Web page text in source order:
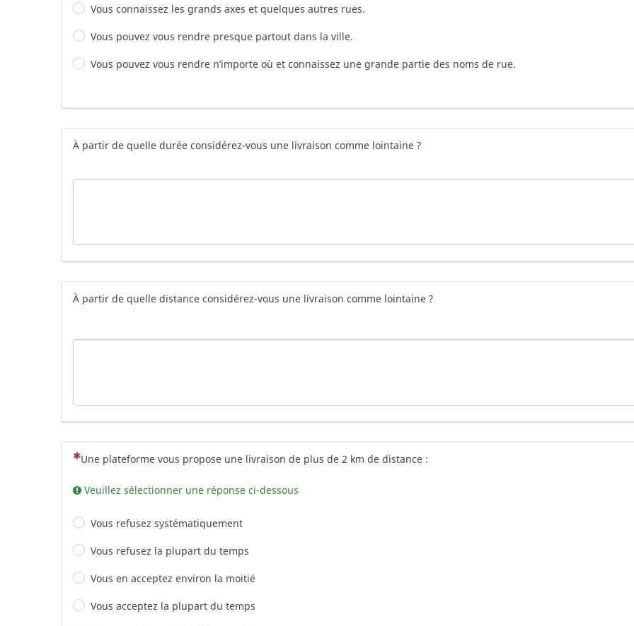
Vous connaissez les grands axes et quelques autres rues.
Vous pouvez vous rendre presque partout dans la ville.
Vous pouvez vous rendre n’importe où et connaissez une grande partie des noms de rue.
À partir de quelle durée considérez-vous une livraison comme lointaine ?
À partir de quelle distance considérez-vous une livraison comme lointaine ?
(Cette question est obligatoire)
Une plateforme vous propose une livraison de plus de 2 km de distance :
Veuillez sélectionner une réponse ci-dessous
Vous refusez systématiquement
Vous refusez la plupart du temps
Vous en acceptez environ la moitié
Vous acceptez la plupart du temps